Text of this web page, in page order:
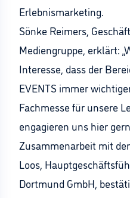
Erlebnismarketing.
Sönke Reimers,
Mediengruppe, erklärt:
Interesse, dass der
EVENTS immer
Fachmesse für unsere
engagieren uns hier
Zusammenarbeit mit
Loos,
Dortmund GmbH,